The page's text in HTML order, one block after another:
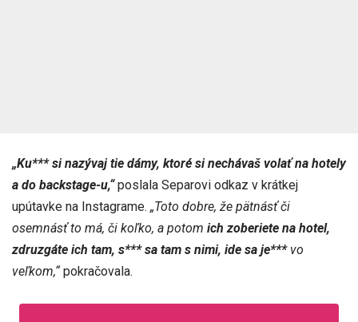
„Ku*** si nazývaj tie dámy, ktoré si nechávaš volať na hotely
a do backstage-u,“poslala Separovi odkaz v krátkej
upútavke na Instagrame. „Toto dobre, že pätnásť či
osemnásť to má, či koľko, a potom ich zoberiete na hotel,
zdruzgáte ich tam, s*** sa tam s nimi, ide sa je***vo
veľkom,“ pokračovala.